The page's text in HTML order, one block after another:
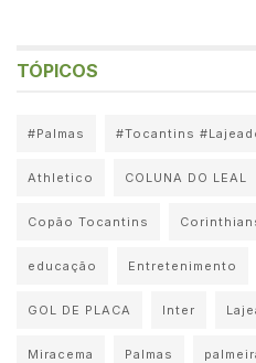
TÓPICOS
#Palmas #Tocantins
Athletico COLUNA DO LEAL
Copão Tocantins
educação Entretenimento
GOL DE PLACA Inter
Miracema Palmas